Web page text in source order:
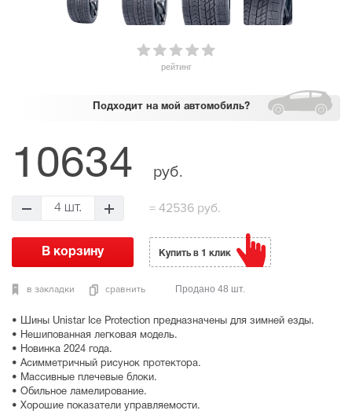
рейтинг
Подходит на мой автомобиль?
• Шины Unistar Ice Protection предназначены для зимней езды.
• Нешипованная легковая модель.
• Новинка 2024 года.
• Асимметричный рисунок протектора.
• Массивные плечевые блоки.
• Обильное ламелирование.
• Хорошие показатели управляемости.
10634 руб.
4 шт. = 42536 руб.
в закладки сравнить
Купить в 1 клик
Продано 48 шт.